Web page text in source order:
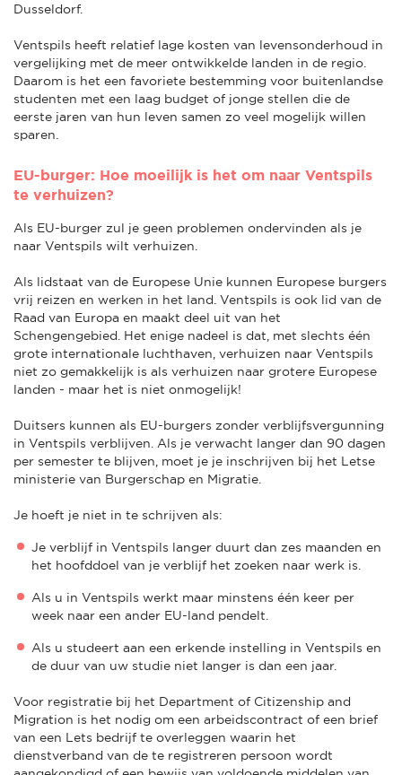
Dusseldorf.
Ventspils heeft relatief lage kosten van levensonderhoud in
vergelijking met de meer ontwikkelde landen in de regio.
Daarom is het een favoriete bestemming voor buitenlandse
studenten met een laag budget of jonge stellen die de
eerste jaren van hun leven samen zo veel mogelijk willen
sparen.
EU-burger: Hoe moeilijk is het om naar Ventspils
te verhuizen?
Als EU-burger zul je geen problemen ondervinden als je
naar Ventspils wilt verhuizen.
Als lidstaat van de Europese Unie kunnen Europese burgers
vrij reizen en werken in het land. Ventspils is ook lid van de
Raad van Europa en maakt deel uit van het
Schengengebied. Het enige nadeel is dat, met slechts één
grote internationale luchthaven, verhuizen naar Ventspils
niet zo gemakkelijk is als verhuizen naar grotere Europese
landen - maar het is niet onmogelijk!
Duitsers kunnen als EU-burgers zonder verblijfsvergunning
in Ventspils verblijven. Als je verwacht langer dan 90 dagen
per semester te blijven, moet je je inschrijven bij het Letse
ministerie van Burgerschap en Migratie.
Je hoeft je niet in te schrijven als:
Je verblijf in Ventspils langer duurt dan zes maanden en
het hoofddoel van je verblijf het zoeken naar werk is.
Als u in Ventspils werkt maar minstens één keer per
week naar een ander EU-land pendelt.
Als u studeert aan een erkende instelling in Ventspils en
de duur van uw studie niet langer is dan een jaar.
Voor registratie bij het Department of Citizenship and
Migration is het nodig om een arbeidscontract of een brief
van een Lets bedrijf te overleggen waarin het
dienstverband van de te registreren persoon wordt